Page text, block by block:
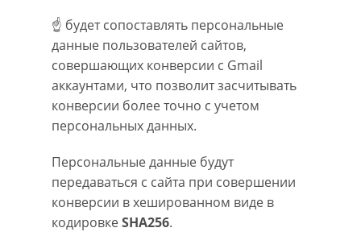
☝ будет сопоставлять персональные
данные пользователей сайтов,
совершающих конверсии с Gmail
аккаунтами, что позволит засчитывать
конверсии более точно с учетом
персональных данных.
Персональные данные будут
передаваться с сайта при совершении
конверсии в хешированном виде в
кодировкеSHA256.